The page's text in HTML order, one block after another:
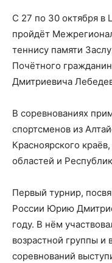
С 27 по 30 октября в
пройдёт
теннису памяти
Почётного
Дмитриевича
В соревнованиях
спортсменов из
Красноярского
областей и
Первый турнир,
России Юрию
году. В нём
возрастной группы и
соревнований